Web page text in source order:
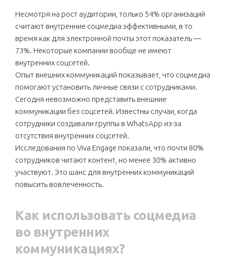
Несмотря на рост аудитории, только 54% организаций
считают внутренние соцмедиа эффективными, в то
время как для электронной почты этот показатель —
73%. Некоторые компании вообще не имеют
внутренних соцсетей.
Опыт внешних коммуникаций показывает, что соцмедиа
помогают установить личные связи с сотрудниками.
Сегодня невозможно представить внешние
коммуникации без соцсетей. Известны случаи, когда
сотрудники создавали группы в WhatsApp из-за
отсутствия внутренних соцсетей.
Исследования по Viva Engage показали, что почти 80%
сотрудников читают контент, но менее 30% активно
участвуют. Это шанс для внутренних коммуникаций
повысить вовлеченность.
Как использовать соцмедиа
во внутренних
коммуникациях?